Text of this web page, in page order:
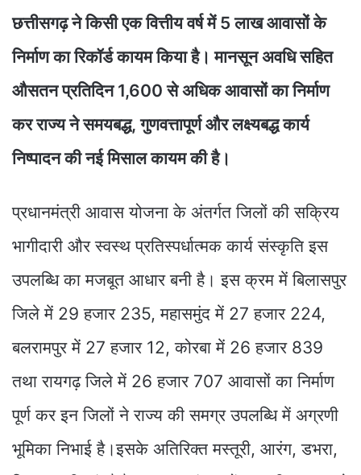
छत्तीसगढ़ ने किसी एक वित्तीय वर्ष में 5 लाख आवासों के
निर्माण का रिकॉर्ड कायम किया है। मानसून अवधि सहित
औसतन प्रतिदिन 1,600 से अधिक आवासों का निर्माण
कर राज्य ने समयबद्ध, गुणवत्तापूर्ण और लक्ष्यबद्ध कार्य
निष्पादन की नई मिसाल कायम की है।
प्रधानमंत्री आवास योजना के अंतर्गत जिलों की सक्रिय
भागीदारी और स्वस्थ प्रतिस्पर्धात्मक कार्य संस्कृति इस
उपलब्धि का मजबूत आधार बनी है। इस क्रम में बिलासपुर
जिले में 29 हजार 235, महासमुंद में 27 हजार 224,
बलरामपुर में 27 हजार 12, कोरबा में 26 हजार 839
तथा रायगढ़ जिले में 26 हजार 707 आवासों का निर्माण
पूर्ण कर इन जिलों ने राज्य की समग्र उपलब्धि में अग्रणी
भूमिका निभाई है।इसके अतिरिक्त मस्तूरी, आरंग, डभरा,